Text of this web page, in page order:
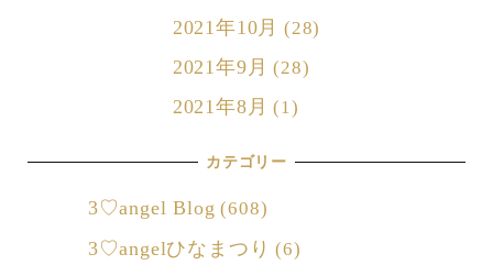
2021年10月 (28)
2021年9月 (28)
2021年8月 (1)
カテゴリー
3♡angel Blog (608)
3♡angelひなまつり (6)